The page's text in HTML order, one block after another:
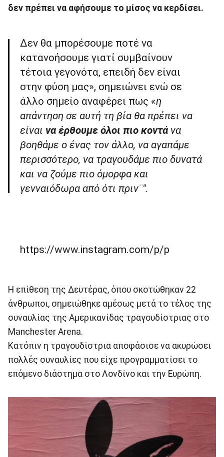
δεν πρέπει να αφήσουμε το μίσος να κερδίσει.
Δεν θα μπορέσουμε ποτέ να
κατανοήσουμε γιατί συμβαίνουν
τέτοια γεγονότα, επειδή δεν είναι
στην φύση μας», σημειώνει ενώ σε
άλλο σημείο αναφέρει πως «η
απάντηση σε αυτή τη βία θα πρέπει να
είναι να έρθουμε όλοι πιο κοντά να
βοηθάμε ο ένας τον άλλο, να αγαπάμε
περισσότερο, να τραγουδάμε πιο δυνατά
και να ζούμε πιο όμορφα και
γενναιόδωρα από ότι πριν¨".
https://www.instagram.com/p/p
Η επίθεση της Δευτέρας, όπου σκοτώθηκαν 22
άνθρωποι, σημειώθηκε αμέσως μετά το τέλος της
συναυλίας της Αμερικανίδας τραγουδίστριας στο
Manchester Arena.
Κατόπιν η τραγουδίστρια αποφάσισε να ακυρώσει
πολλές συναυλίες που είχε προγραμματίσει το
επόμενο διάστημα στο Λονδίνο και την Ευρώπη.